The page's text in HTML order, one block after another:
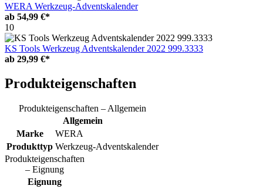
WERA Werkzeug-Adventskalender
ab 54,99 €*
10
KS Tools Werkzeug Adventskalender 2022 999.3333
ab 29,99 €*
Produkteigenschaften
Produkteigenschaften – Allgemein
Allgemein
Marke
WERA
Produkttyp Werkzeug-Adventskalender
Produkteigenschaften
– Eignung
Eignung